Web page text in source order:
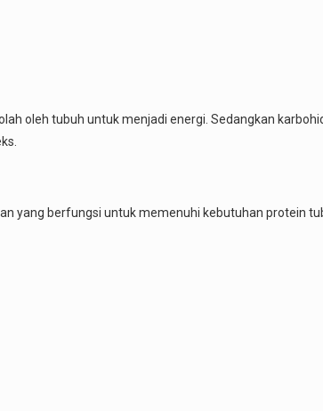
oleh tubuh untuk menjadi energi. Sedangkan
yang berfungsi untuk memenuhi kebutuhan protein